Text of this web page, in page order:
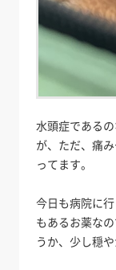
水頭症である
が、ただ、痛
ってます。
今日も病院に
もあるお薬な
うか、少し穏